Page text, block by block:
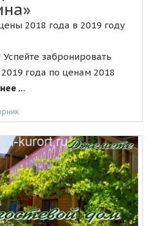
2018 года в 2019 году
забронировать
года по ценам 2018
...